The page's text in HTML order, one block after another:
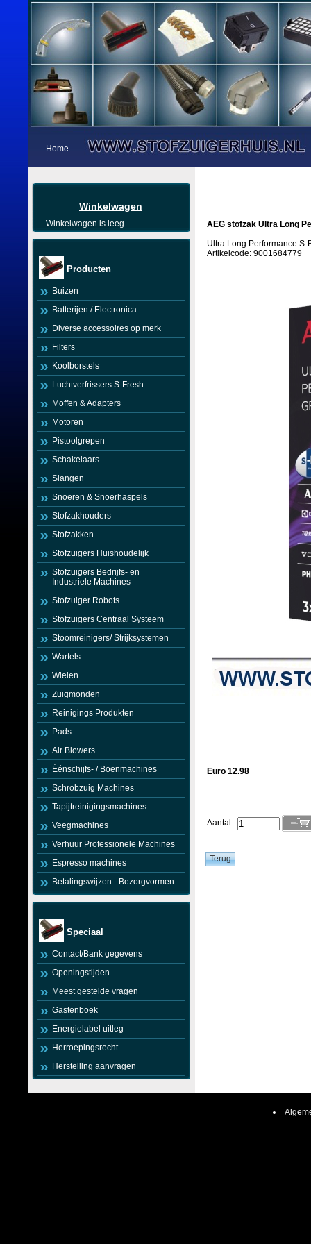
Home
Winkelwagen
Winkelwagen is leeg
Producten
Buizen
Batterijen / Electronica
Diverse accessoires op merk
Filters
Koolborstels
Luchtverfrissers S-Fresh
Moffen & Adapters
Motoren
Pistoolgrepen
Schakelaars
Slangen
Snoeren & Snoerhaspels
Stofzakhouders
Stofzakken
Stofzuigers Huishoudelijk
Stofzuigers Bedrijfs- en
Industriele Machines
Stofzuiger Robots
Stofzuigers Centraal Systeem
Stoomreinigers/ Strijksystemen
Wartels
Wielen
Zuigmonden
Reinigings Produkten
Pads
Air Blowers
Éénschijfs- / Boenmachines
Schrobzuig Machines
Tapijtreinigingsmachines
Veegmachines
Verhuur Professionele Machines
Espresso machines
Betalingswijzen - Bezorgvormen
Speciaal
Contact/Bank gegevens
Openingstijden
Meest gestelde vragen
Gastenboek
Energielabel uitleg
Herroepingsrecht
Herstelling aanvragen
AEG stofzak Ultra Long
Ultra Long Performance
Artikelcode: 9001684779
Euro 12.98
Aantal